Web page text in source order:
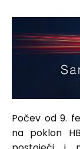
Počev od 9.
na poklon